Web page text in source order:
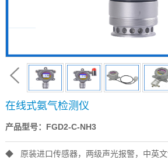
在线式氨气检测仪
产品型号：FGD2-C-NH3
◆ 原装进口传感器，两级声光报警，中英文